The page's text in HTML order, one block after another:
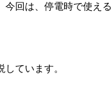
今回は、停電時で使える
ています。